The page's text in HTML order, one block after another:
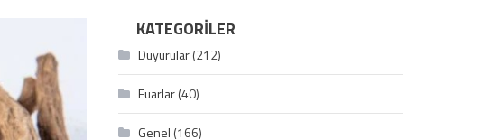
KATEGORILER
Duyurular(212)
Fuarlar(40)
Genel (166)